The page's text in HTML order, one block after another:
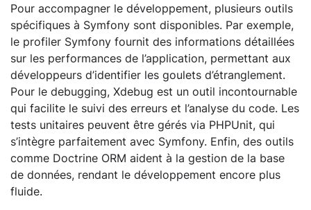
Pour accompagner le développement, plusieurs outils
spécifiques à Symfony sont disponibles. Par exemple,
le profiler Symfony fournit des informations détaillées
sur les performances de l’application, permettant aux
développeurs d’identifier les goulets d’étranglement.
Pour le debugging, Xdebug est un outil incontournable
qui facilite le suivi des erreurs et l’analyse du code. Les
tests unitaires peuvent être gérés via PHPUnit, qui
s’intègre parfaitement avec Symfony. Enfin, des outils
comme Doctrine ORM aident à la gestion de la base
de données, rendant le développement encore plus
fluide.